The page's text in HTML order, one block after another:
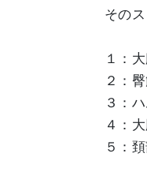
その
１：
２：
３：
４：
５：